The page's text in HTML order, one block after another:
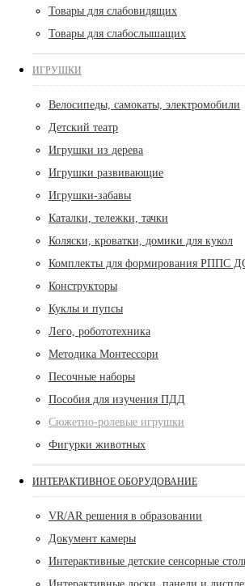
Товары для слабовидящих
Товары для слабослышащих
ИГРУШКИ
Велосипеды, самокаты, электромобили
Детский театр
Игрушки из дерева
Игрушки развивающие
Игрушки-забавы
Каталки, тележки, тачки
Коляски, кроватки, домики для кукол
Комплекты для формирования РППС
Конструкторы
Куклы и пупсы
Лего, робототехника
Методика Монтессори
Песочные наборы
Пособия для изучения ПДД
Сюжетно-ролевые игрушки
Фигурки животных
ИНТЕРАКТИВНОЕ ОБОРУДОВАНИЕ
VR/AR решения в образовании
Документ камеры
Интерактивные детские сенсорные